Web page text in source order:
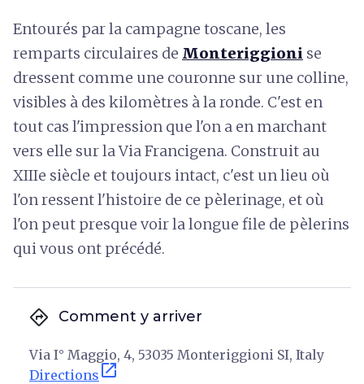
Entourés par la campagne toscane, les
remparts circulaires de Monteriggioni se
dressent comme une couronne sur une colline,
visibles à des kilomètres à la ronde. C'est en
tout cas l'impression que l'on a en marchant
vers elle sur la Via Francigena. Construit au
XIIIe siècle et toujours intact, c'est un lieu où
l'on ressent l'histoire de ce pèlerinage, et où
l'on peut presque voir la longue file de pèlerins
qui vous ont précédé.
directions Comment y arriver
Via I° Maggio, 4, 53035 Monteriggioni SI, Italy
Directions open_in_new